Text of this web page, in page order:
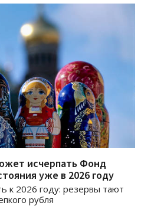
исчерпать Фонд
уже в 2026 году
к 2026 году: резервы тают
рубля